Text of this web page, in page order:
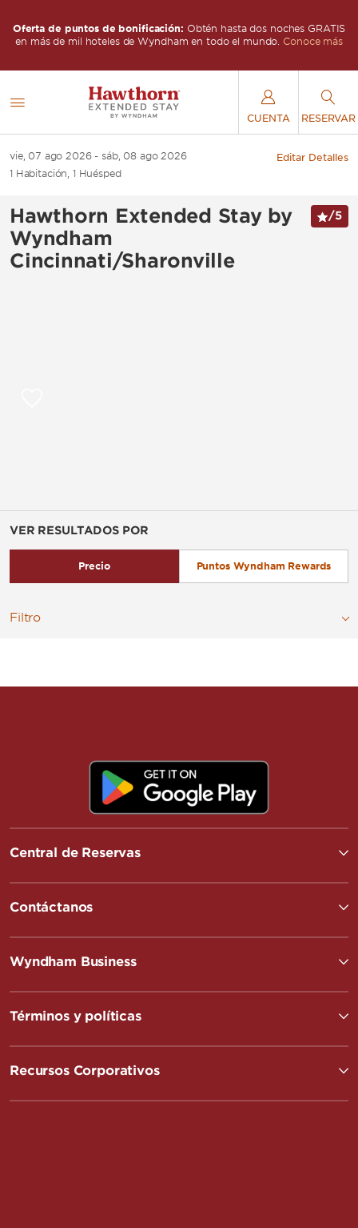
Oferta de puntos de bonificación: Obtén hasta dos noches GRATIS
en más de mil hoteles de Wyndham en todo el mundo. Conoce más
CUENTA RESERVAR
vie, 07 ago 2026
sáb, 08 ago 2026
1 Habitación, 1 Huésped
Editar Detalles
Hawthorn Extended Stay by
Wyndham
Cincinnati/Sharonville
/5
VER RESULTADOS POR
Precio Puntos Wyndham Rewards
Filtro
Central de Reservas
Contáctanos
Wyndham Business
Términos y políticas
Recursos Corporativos